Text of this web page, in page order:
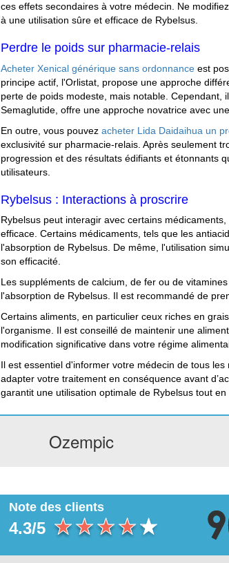
ces effets secondaires à votre médecin. Ne
à une utilisation sûre et efficace de Rybelsus.
Perdre le poids sur pharmacie-relais
Acheter Xenical générique sans ordonnance est
principe actif, l'Orlistat, propose une approche
perte de poids modeste, mais notable.
Semaglutide, offre une approche novatrice avec
En outre, vous pouvezacheter Lida Daidaihua un
exclusivité sur pharmacie-relais. Après seulement
progression et des résultats édifiants et étonnants
utilisateurs.
Rybelsus : Interactions à proscrire
Rybelsus peut interagir avec certains
efficace. Certains médicaments, tels que les
l'absorption de Rybelsus. De même, l'utilisation
son efficacité.
Les suppléments de calcium, de fer ou de
l'absorption de Rybelsus. Il est recommandé de
Certains aliments, en particulier ceux riches en
l'organisme. Il est conseillé de maintenir une
modification significative dans votre régime
Il est essentiel d'informer votre médecin de tous
adapter votre traitement en conséquence avant
garantit une utilisation optimale de Rybelsus tout
Ozempic
Note des clients
4.3/5